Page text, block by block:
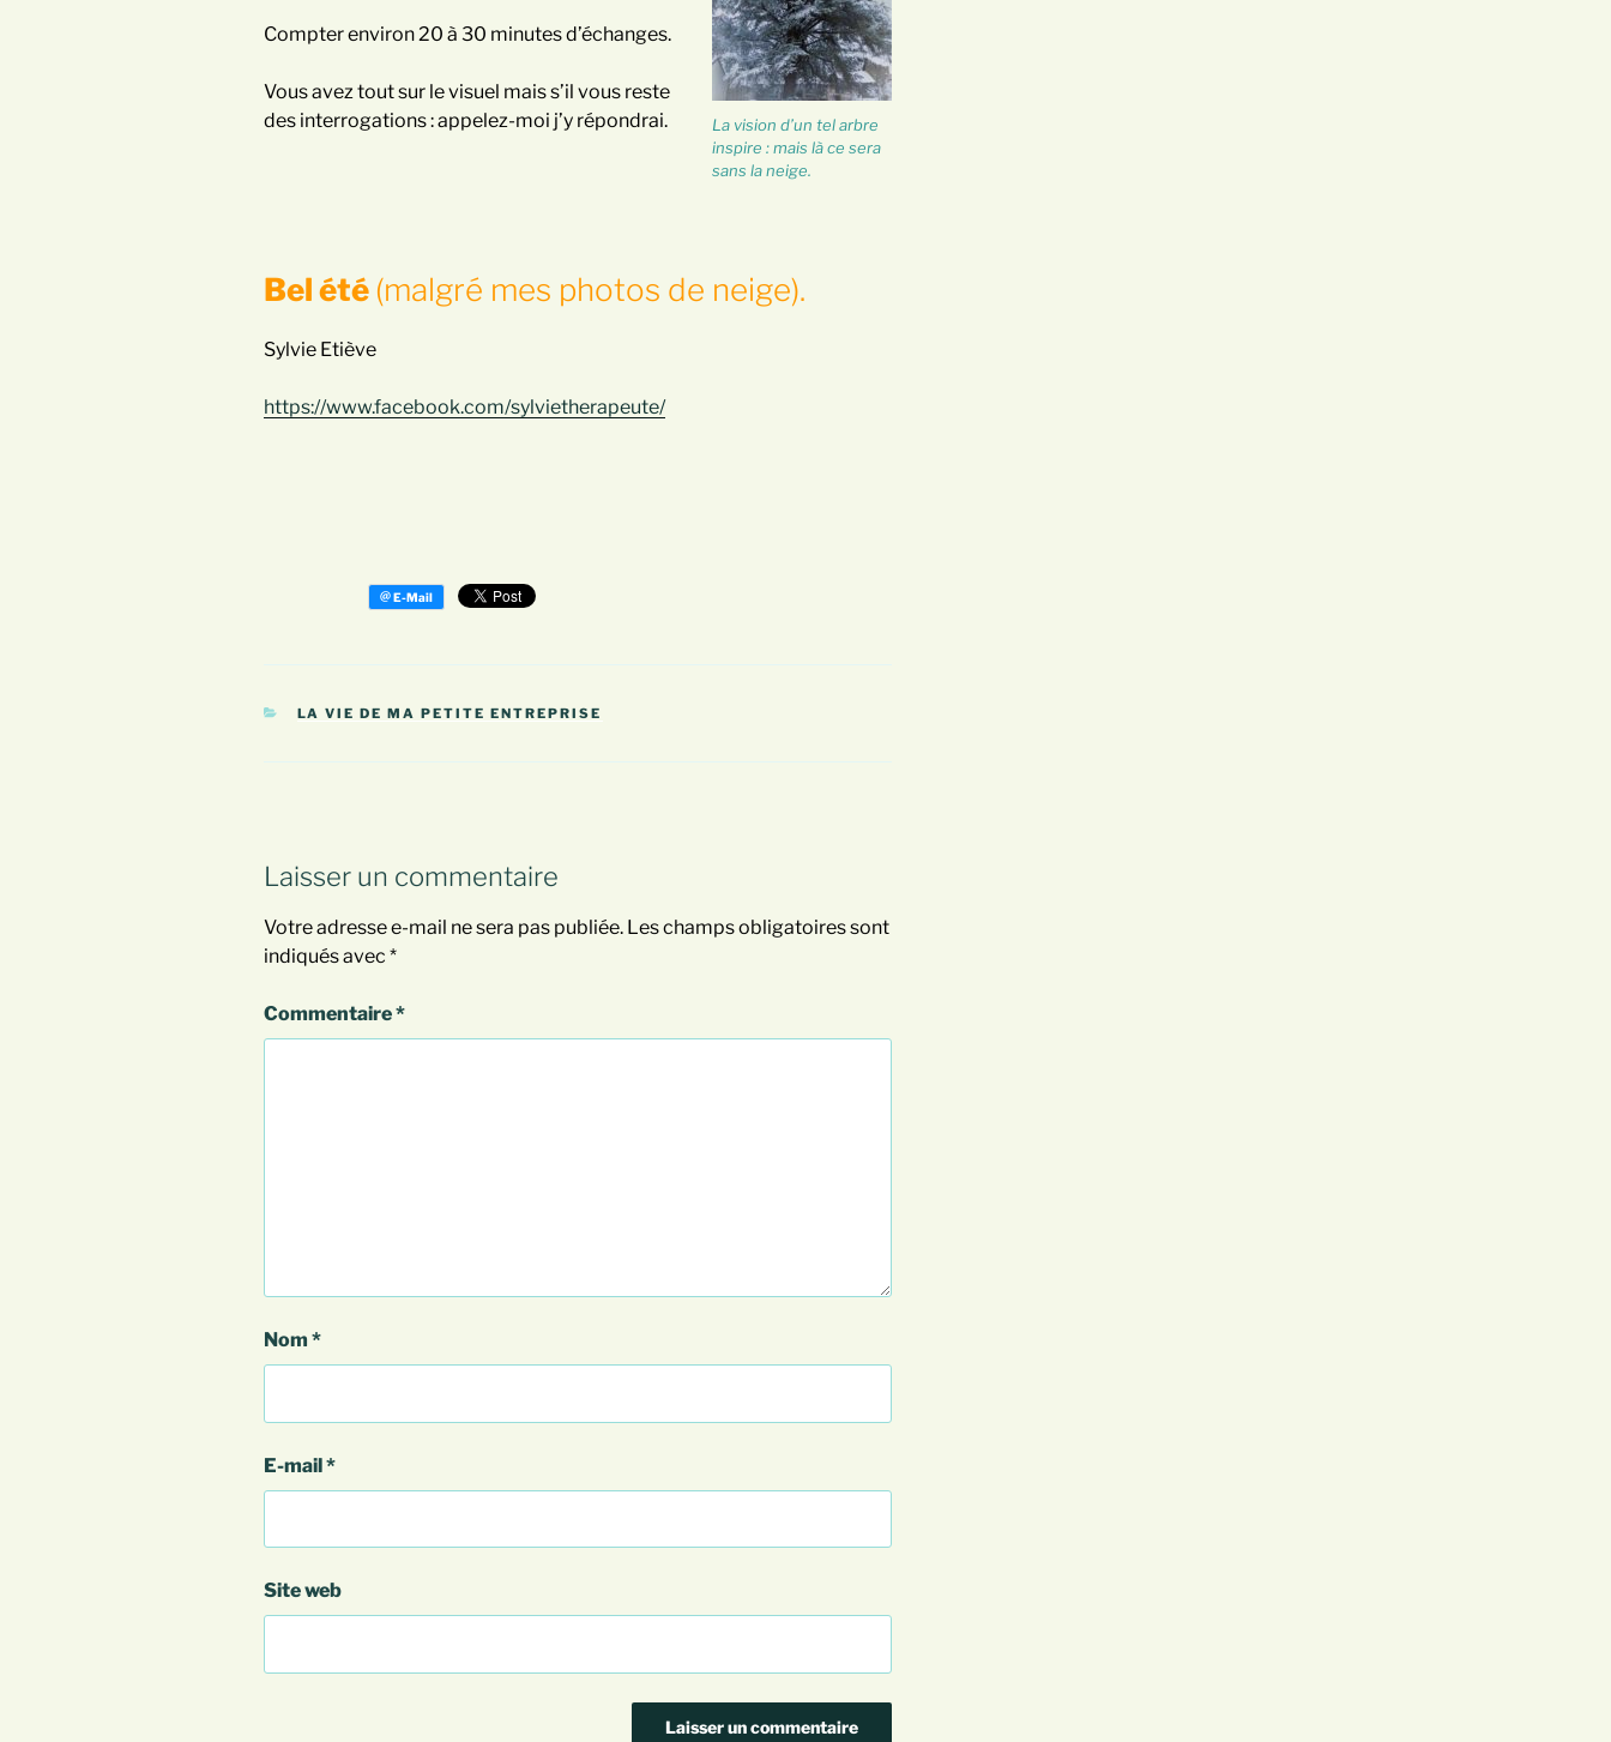
La vision d’un tel arbre
inspire : mais là ce sera
sans la neige.
Compter environ 20 à 30 minutes d’échanges.
Vous avez tout sur le visuel mais s’il vous reste
des interrogations : appelez-moi j’y répondrai.
Bel été (malgré mes photos de neige).
Sylvie Etiève
https://www.facebook.com/sylvietherapeute/
CATÉGORIES
LA VIE DE MA PETITE ENTREPRISE
Laisser un commentaire
Votre adresse e-mail ne sera pas publiée. Les champs obligatoires sont
indiqués avec *
Commentaire*
Nom *
E-mail*
Site web